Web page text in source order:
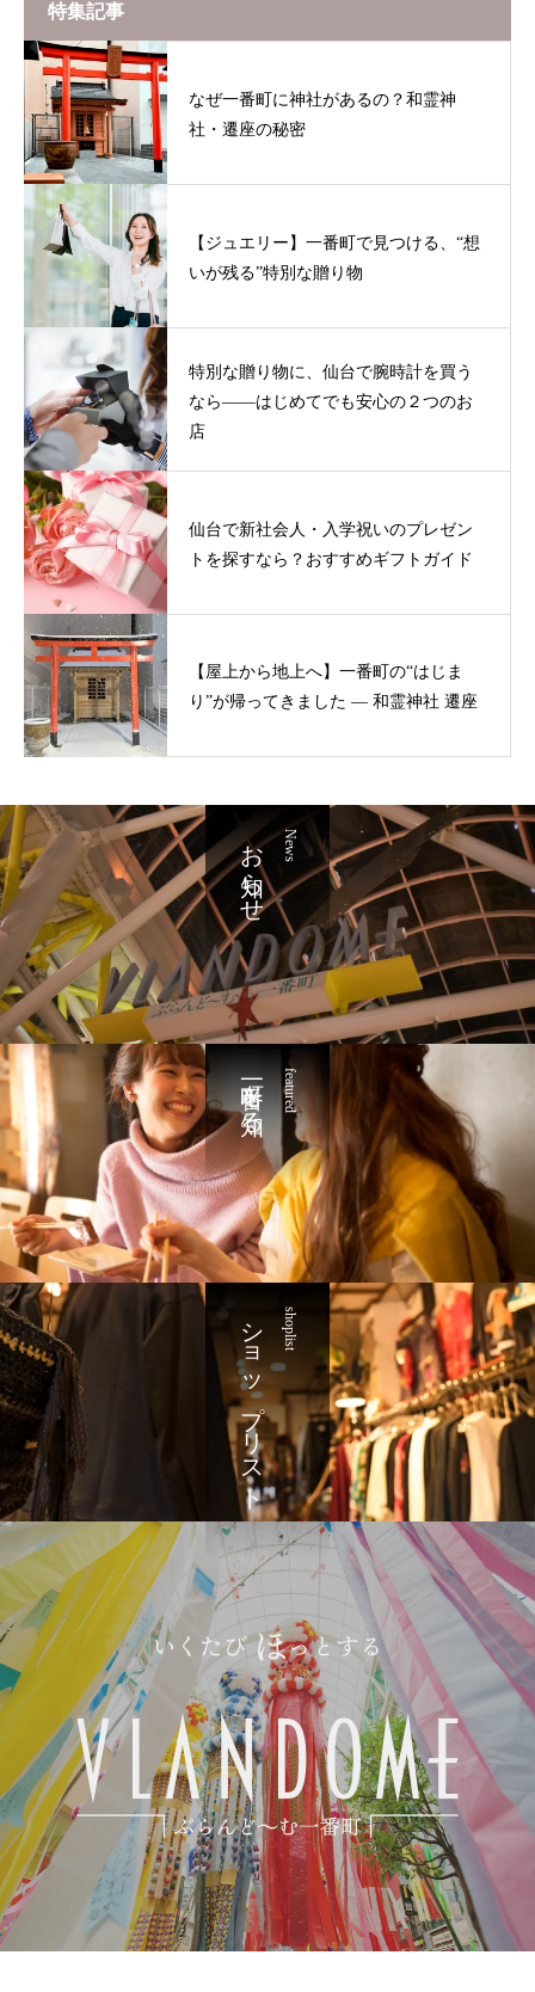
特集記事
なぜ一番町に神社があるの？和霊神
社・遷座の秘密
【ジュエリー】一番町で見つける、“想
いが残る”特別な贈り物
特別な贈り物に、仙台で腕時計を買う
なら——はじめてでも安心の２つのお
店
仙台で新社会人・入学祝いのプレゼン
トを探すなら？おすすめギフトガイド
【屋上から地上へ】一番町の“はじま
り”が帰ってきました ― 和霊神社 遷座
News
お知らせ
featured
一番町を知る
shoplist
ショップリスト